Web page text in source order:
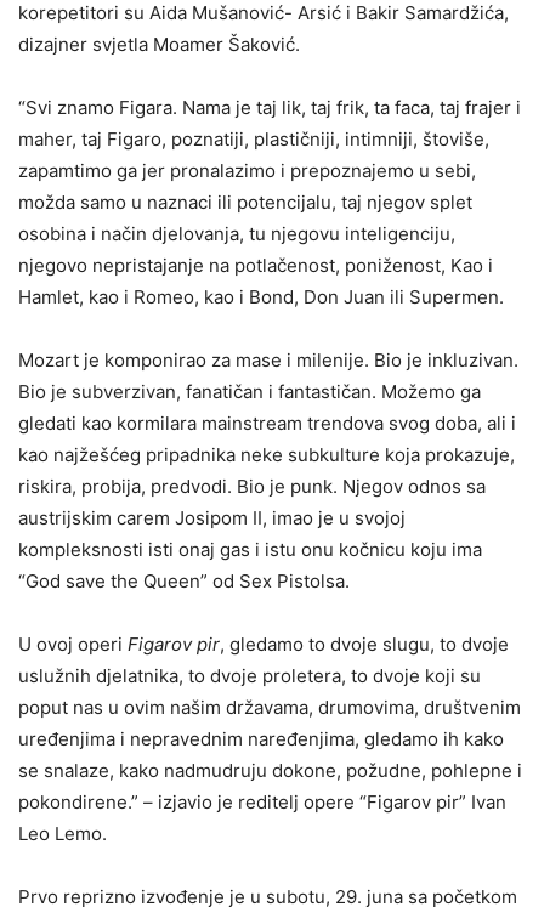
korepetitori su Aida Mušanović- Arsić i Bakir Samardžića,
dizajner svjetla Moamer Šaković.
“Svi znamo Figara. Nama je taj lik, taj frik, ta faca, taj frajer i
maher, taj Figaro, poznatiji, plastičniji, intimniji, štoviše,
zapamtimo ga jer pronalazimo i prepoznajemo u sebi,
možda samo u naznaci ili potencijalu, taj njegov splet
osobina i način djelovanja, tu njegovu inteligenciju,
njegovo nepristajanje na potlačenost, poniženost, Kao i
Hamlet, kao i Romeo, kao i Bond, Don Juan ili Supermen.
Mozart je komponirao za mase i milenije. Bio je inkluzivan.
Bio je subverzivan, fanatičan i fantastičan. Možemo ga
gledati kao kormilara mainstream trendova svog doba, ali i
kao najžešćeg pripadnika neke subkulture koja prokazuje,
riskira, probija, predvodi. Bio je punk. Njegov odnos sa
austrijskim carem Josipom II, imao je u svojoj
kompleksnosti isti onaj gas i istu onu kočnicu koju ima
“God save the Queen” od Sex Pistolsa.
U ovoj operi Figarov pir, gledamo to dvoje slugu, to dvoje
uslužnih djelatnika, to dvoje proletera, to dvoje koji su
poput nas u ovim našim državama, drumovima, društvenim
uređenjima i nepravednim naređenjima, gledamo ih kako
se snalaze, kako nadmudruju dokone, požudne, pohlepne i
pokondirene.” – izjavio je reditelj opere “Figarov pir” Ivan
Leo Lemo.
Prvo reprizno izvođenje je u subotu, 29. juna sa početkom